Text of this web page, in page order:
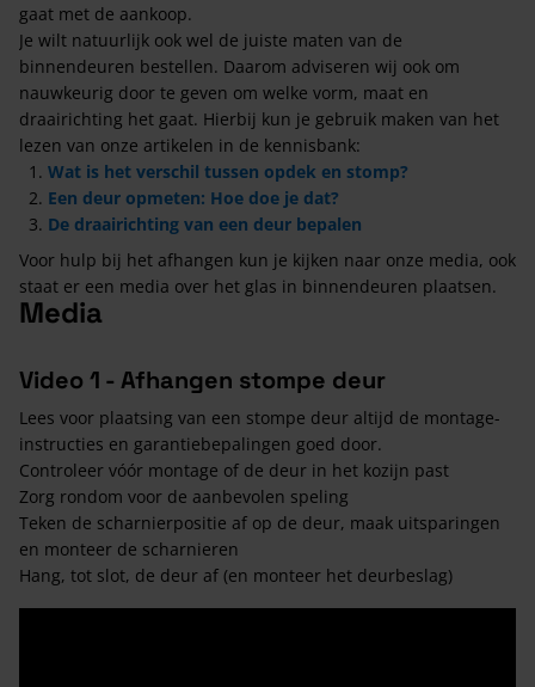
gaat met de aankoop.
Je wilt natuurlijk ook wel de juiste maten van de
binnendeuren bestellen. Daarom adviseren wij ook om
nauwkeurig door te geven om welke vorm, maat en
draairichting het gaat. Hierbij kun je gebruik maken van het
lezen van onze artikelen in de kennisbank:
Wat is het verschil tussen opdek en stomp?
Een deur opmeten: Hoe doe je dat?
De draairichting van een deur bepalen
Voor hulp bij het afhangen kun je kijken naar onze media, ook
staat er een media over het glas in binnendeuren plaatsen.
Media
Video 1 - Afhangen stompe deur
Lees voor plaatsing van een stompe deur altijd de montage-
instructies en garantiebepalingen goed door.
Controleer vóór montage of de deur in het kozijn past
Zorg rondom voor de aanbevolen speling
Teken de scharnierpositie af op de deur, maak uitsparingen
en monteer de scharnieren
Hang, tot slot, de deur af (en monteer het deurbeslag)